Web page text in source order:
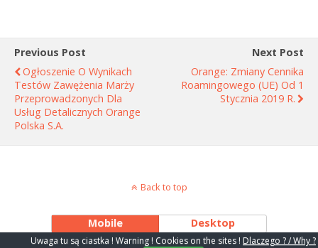
Previous Post
Ogłoszenie O Wynikach
Testów Zawężenia Marży
Przeprowadzonych Dla
Usług Detalicznych Orange
Polska S.A.
Next Post
Orange: Zmiany Cennika
Roamingowego (UE) Od 1
Stycznia 2019 R.
Back to top
Mobile Desktop
Uwaga tu są ciastka ! Warning ! Cookies on the sites ! Dlaczego ? / Why ?